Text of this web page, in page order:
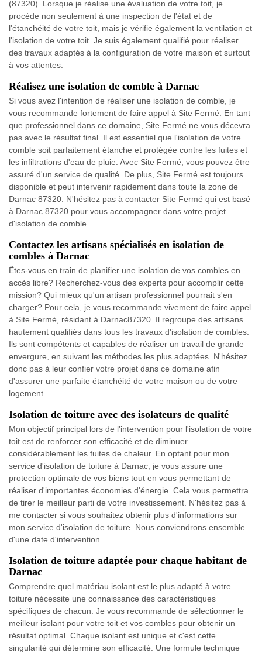
(87320). Lorsque je réalise une évaluation de votre toit, je
procède non seulement à une inspection de l'état et de
l'étanchéité de votre toit, mais je vérifie également la ventilation et
l'isolation de votre toit. Je suis également qualifié pour réaliser
des travaux adaptés à la configuration de votre maison et surtout
à vos attentes.
Réalisez une isolation de comble à Darnac
Si vous avez l'intention de réaliser une isolation de comble, je
vous recommande fortement de faire appel à Site Fermé. En tant
que professionnel dans ce domaine, Site Fermé ne vous décevra
pas avec le résultat final. Il est essentiel que l'isolation de votre
comble soit parfaitement étanche et protégée contre les fuites et
les infiltrations d'eau de pluie. Avec Site Fermé, vous pouvez être
assuré d'un service de qualité. De plus, Site Fermé est toujours
disponible et peut intervenir rapidement dans toute la zone de
Darnac 87320. N'hésitez pas à contacter Site Fermé qui est basé
à Darnac 87320 pour vous accompagner dans votre projet
d'isolation de comble.
Contactez les artisans spécialisés en isolation de
combles à Darnac
Êtes-vous en train de planifier une isolation de vos combles en
accès libre? Recherchez-vous des experts pour accomplir cette
mission? Qui mieux qu'un artisan professionnel pourrait s'en
charger? Pour cela, je vous recommande vivement de faire appel
à Site Fermé, résidant à Darnac87320. Il regroupe des artisans
hautement qualifiés dans tous les travaux d'isolation de combles.
Ils sont compétents et capables de réaliser un travail de grande
envergure, en suivant les méthodes les plus adaptées. N'hésitez
donc pas à leur confier votre projet dans ce domaine afin
d'assurer une parfaite étanchéité de votre maison ou de votre
logement.
Isolation de toiture avec des isolateurs de qualité
Mon objectif principal lors de l'intervention pour l'isolation de votre
toit est de renforcer son efficacité et de diminuer
considérablement les fuites de chaleur. En optant pour mon
service d'isolation de toiture à Darnac, je vous assure une
protection optimale de vos biens tout en vous permettant de
réaliser d'importantes économies d'énergie. Cela vous permettra
de tirer le meilleur parti de votre investissement. N'hésitez pas à
me contacter si vous souhaitez obtenir plus d'informations sur
mon service d'isolation de toiture. Nous conviendrons ensemble
d'une date d'intervention.
Isolation de toiture adaptée pour chaque habitant de
Darnac
Comprendre quel matériau isolant est le plus adapté à votre
toiture nécessite une connaissance des caractéristiques
spécifiques de chacun. Je vous recommande de sélectionner le
meilleur isolant pour votre toit et vos combles pour obtenir un
résultat optimal. Chaque isolant est unique et c'est cette
singularité qui détermine son efficacité. Une formule technique